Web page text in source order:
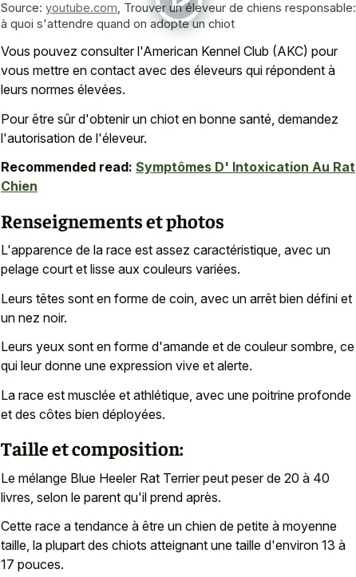
Source: youtube.com Trouver un éleveur de chiens responsable:
à quoi s'attendre quand on adopte un chiot
Vous pouvez consulter l'American Kennel Club (AKC) pour
vous mettre en contact avec des éleveurs qui répondent à
leurs normes élevées.
Pour être sûr d'obtenir un chiot en bonne santé, demandez
l'autorisation de l'éleveur.
Recommended read: Symptômes D' Intoxication Au Rat
Chien
Renseignements et photos
L'apparence de la race est assez caractéristique, avec un
pelage court et lisse aux couleurs variées.
Leurs têtes sont en forme de coin, avec un arrêt bien défini et
un nez noir.
Leurs yeux sont en forme d'amande et de couleur sombre, ce
qui leur donne une expression vive et alerte.
La race est musclée et athlétique, avec une poitrine profonde
et des côtes bien déployées.
Taille et composition:
Le mélange Blue Heeler Rat Terrier peut peser de 20 à 40
livres, selon le parent qu'il prend après.
Cette race a tendance à être un chien de petite à moyenne
taille, la plupart des chiots atteignant une taille d'environ 13 à
17 pouces.